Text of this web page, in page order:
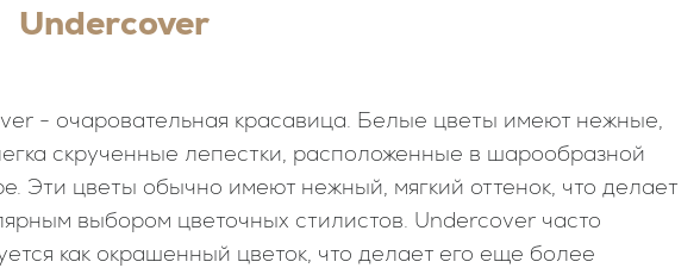
Undercover
- очаровательная красавица. Белые цветы имеют нежные,
скрученные лепестки, расположенные в шарообразной
Эти цветы обычно имеют нежный, мягкий оттенок, что делает
выбором цветочных стилистов. Undercover часто
как окрашенный цветок, что делает его еще более